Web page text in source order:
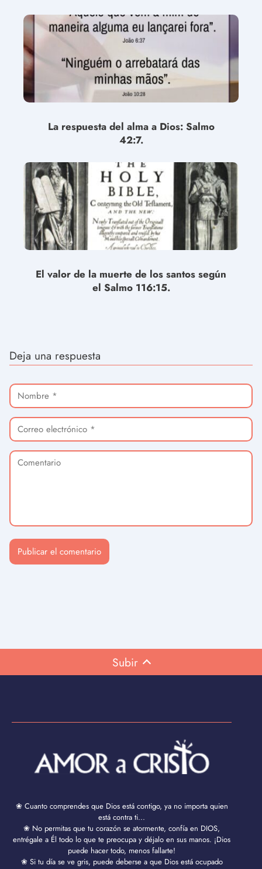
La respuesta del alma a Dios: Salmo
42:7.
El valor de la muerte de los santos según
el Salmo 116:15.
Deja una respuesta
Subir
❀ Cuanto comprendes que Dios está contigo, ya no importa quien
está contra ti...
❀ No permitas que tu corazón se atormente, confía en DIOS,
entrégale a Él todo lo que te preocupa y déjalo en sus manos. ¡Dios
puede hacer todo, menos fallarte!
❀ Si tu día se ve gris, puede deberse a que Dios está ocupado